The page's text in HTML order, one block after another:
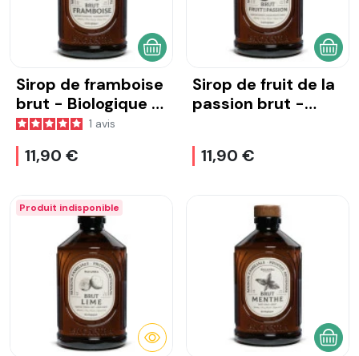
Sirop de framboise
brut - Biologique -
400 ml
1 avis
11,90 €
AJOUTER AU PANIER
Sirop de fruit de la
passion brut -
ml
11,90 €
Produit indisponible
DÉTAILS